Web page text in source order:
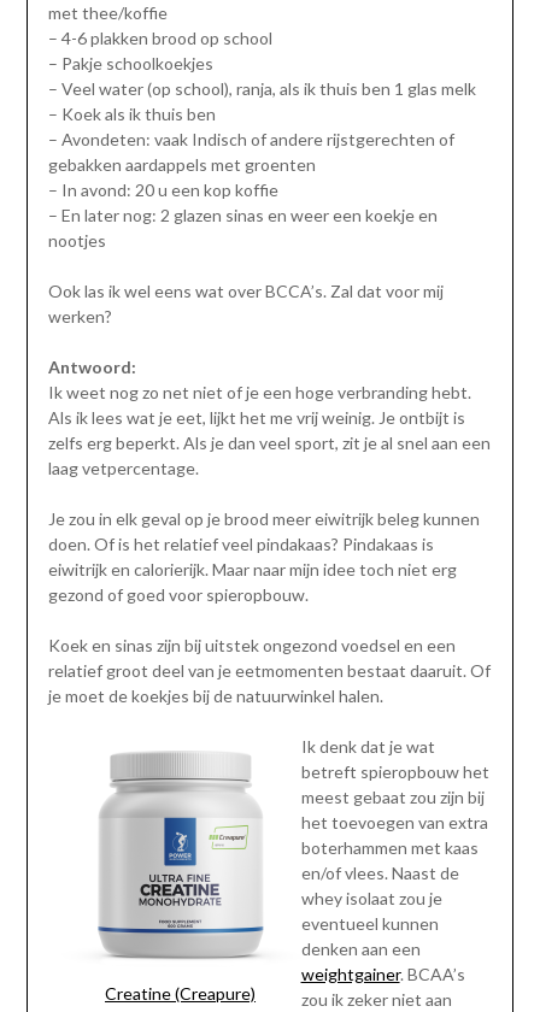
met thee/koffie
– 4-6 plakken brood op school
– Pakje schoolkoekjes
– Veel water (op school), ranja, als ik thuis ben 1 glas melk
– Koek als ik thuis ben
– Avondeten: vaak Indisch of andere rijstgerechten of
gebakken aardappels met groenten
– In avond: 20 u een kop koffie
– En later nog: 2 glazen sinas en weer een koekje en
nootjes
Ook las ik wel eens wat over BCCA’s. Zal dat voor mij
werken?
Antwoord:
Ik weet nog zo net niet of je een hoge verbranding hebt.
Als ik lees wat je eet, lijkt het me vrij weinig. Je ontbijt is
zelfs erg beperkt. Als je dan veel sport, zit je al snel aan een
laag vetpercentage.
Je zou in elk geval op je brood meer eiwitrijk beleg kunnen
doen. Of is het relatief veel pindakaas? Pindakaas is
eiwitrijk en calorierijk. Maar naar mijn idee toch niet erg
gezond of goed voor spieropbouw.
Koek en sinas zijn bij uitstek ongezond voedsel en een
relatief groot deel van je eetmomenten bestaat daaruit. Of
je moet de koekjes bij de natuurwinkel halen.
Creatine (Creapure)
Ik denk dat je wat
betreft spieropbouw het
meest gebaat zou zijn bij
het toevoegen van extra
boterhammen met kaas
en/of vlees. Naast de
whey isolaat zou je
eventueel kunnen
denken aan een
weightgainer. BCAA’s
zou ik zeker niet aan